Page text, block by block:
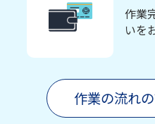
作業
いを
作業の流れ